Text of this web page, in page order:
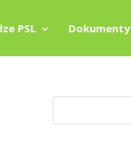
PSL Dokumenty